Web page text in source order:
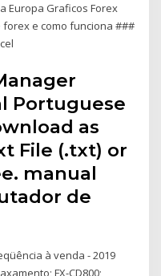
Europa Graficos Forex
forex e como funciona ###
Portuguese
as
File (.txt) or
manual
de
à venda - 2019
FX-CD800;